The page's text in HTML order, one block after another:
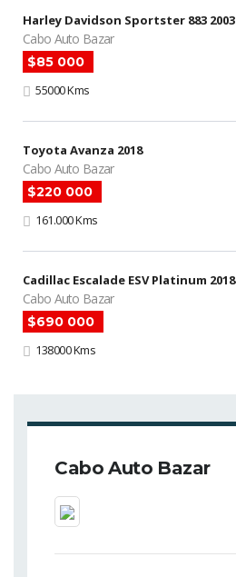
Harley Davidson Sportster 883 2003
Cabo Auto Bazar
$85 000
55000 Kms
Toyota Avanza 2018
Cabo Auto Bazar
$220 000
161.000 Kms
Cadillac Escalade ESV Platinum 2018
Cabo Auto Bazar
$690 000
138000 Kms
Cabo Auto Bazar